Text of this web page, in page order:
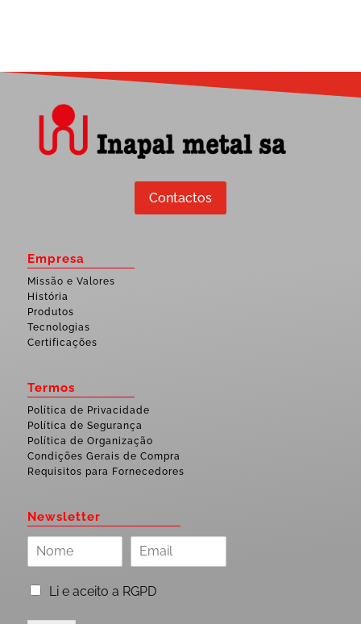
Contactos
Empresa
Missão e Valores
História
Produtos
Tecnologias
Certificações
Termos
Política de Privacidade
Política de Segurança
Política de Organização
Condições Gerais de Compra
Requisitos para Fornecedores
Newsletter
Li e aceito a RGPD